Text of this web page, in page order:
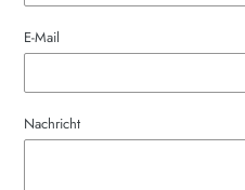
E-Mail
Nachricht